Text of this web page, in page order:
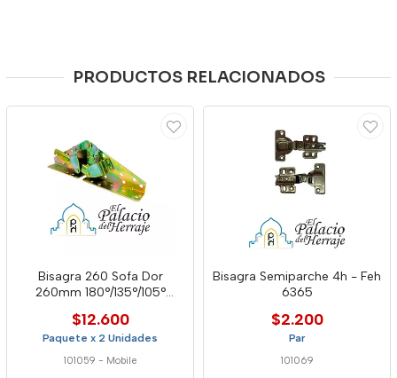
PRODUCTOS RELACIONADOS
Bisagra 260 Sofa Dor
260mm 180°/135°/105°
$12.600
Paquete x 2 Unidades
101059 - Mobile
Bisagra Semiparche 4h - Feh
6365
$2.200
Par
101069